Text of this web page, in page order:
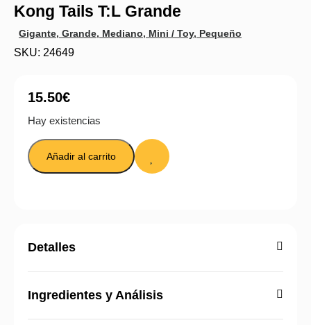
Kong Tails T:L Grande
Gigante, Grande, Mediano, Mini / Toy, Pequeño
SKU: 24649
15.50€
Hay existencias
Añadir al carrito
Detalles
Ingredientes y Análisis